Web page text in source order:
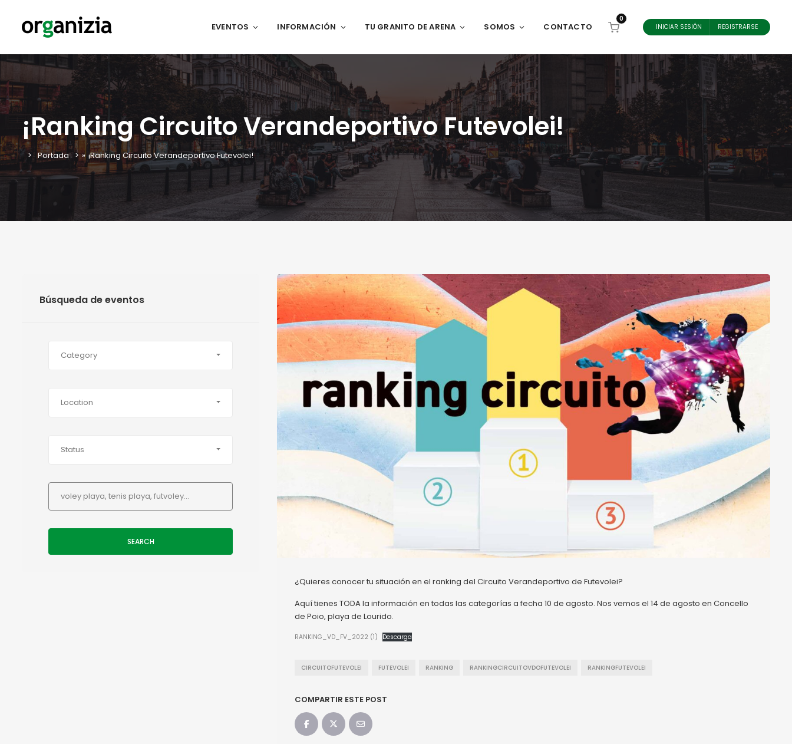
EVENTOS INFORMACIÓN TU GRANITO DE ARENA SOMOS CONTACTO
0
INICIAR SESIÓN REGISTRARSE
¡Ranking Circuito Verandeportivo Futevolei!
Portada » ¡Ranking Circuito Verandeportivo Futevolei!
¿Quieres conocer tu situación en el ranking del Circuito Verandeportivo de Futevolei?
Aquí tienes TODA la información en todas las categorías a fecha 10 de agosto. Nos vemos el 14 de agosto en Concello
de Poio, playa de Lourido.
RANKING_VD_FV_2022 (1) Descarga
CIRCUITOFUTEVOLEI FUTEVOLEI RANKING RANKINGCIRCUITOVDOFUTEVOLEI RANKINGFUTEVOLEI
COMPARTIR ESTE POST
Búsqueda de eventos
Category
Location
Status
SEARCH